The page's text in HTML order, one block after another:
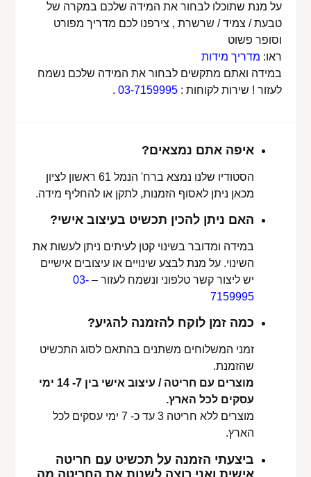
על מנת שתוכלו לבחור את המידה שלכם במקרה של
טבעת / צמיד / שרשרת , צירפנו לכם מדריך מפורט
וסופר פשוט
ראו: מדריך מידות
במידה ואתם מתקשים לבחור את המידה שלכם נשמח
לעזור ! שירות לקוחות :03-7159995
.
איפה אתם נמצאים?
הסטודיו שלנו נמצא ברח' הנמל 61 ראשון לציון
מכאן ניתן לאסוף הזמנות, לתקן או להחליף מידה.
האם ניתן להכין תכשיט בעיצוב אישי?
במידה ומדובר בשינוי קטן לעיתים ניתן לעשות את
השינוי. על מנת לבצע שינויים או עיצובים אישיים
יש ליצור קשר טלפוני ונשמח לעזור –03-
7159995
כמה זמן לוקח להזמנה להגיע?
זמני המשלוחים משתנים בהתאם לסוג התכשיט
שהזמנת.
מוצרים עם חריטה / עיצוב אישי בין 7- 14 ימי
עסקים לכל הארץ.
מוצרים ללא חריטה 3 עד כ- 7 ימי עסקים לכל
הארץ.
ביצעתי הזמנה על תכשיט עם חריטה
אישית ואני רוצה לשנות את החריטה מה